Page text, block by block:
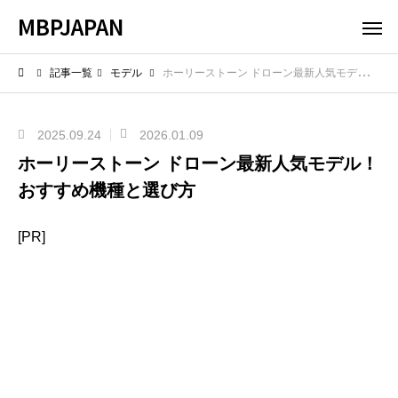
MBPJAPAN
記事一覧 モデル ホーリーストーン ドローン最新人気モデル！おすすめ機種と選び方
2025.09.24 2026.01.09
ホーリーストーン ドローン最新人気モデル！
おすすめ機種と選び方
[PR]